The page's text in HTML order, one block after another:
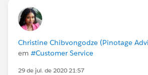
Christine Chibvongodze (Pinotage
em #Customer Service
29 de jul. de 2020 21:57